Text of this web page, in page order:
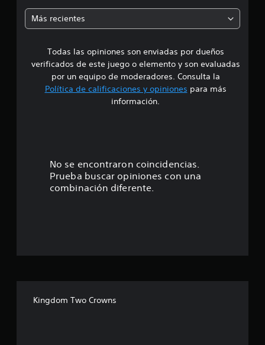
m
e
d
i
t
r
Más recientes
Todas las opiniones son enviadas por dueños
verificados de este juego o elemento y son evaluadas
por un equipo de moderadores. Consulta la
Política de calificaciones y opiniones para más
información.
No se encontraron coincidencias.
Prueba buscar opiniones con una
combinación diferente.
Kingdom Two Crowns